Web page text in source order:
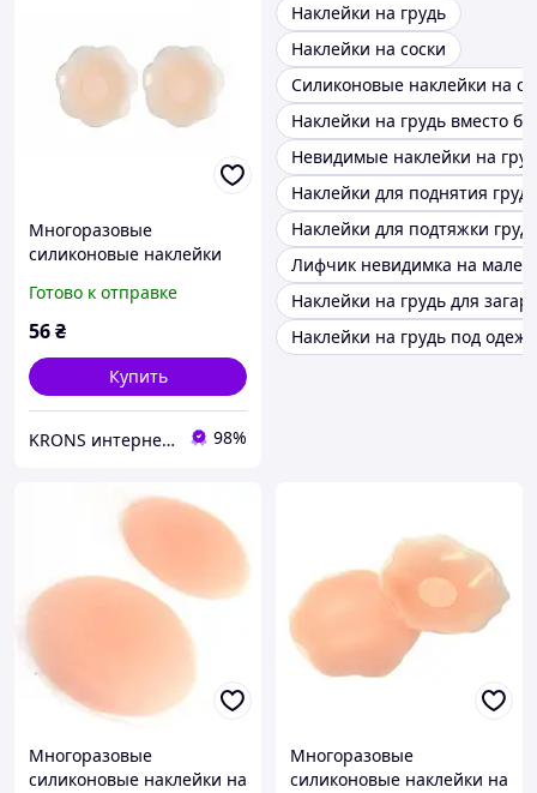
Многоразовые
силиконовые наклейки
цветочек
Готово к отправке
56₴
Купить
KRONS интернет- магазин 98%
Наклейки на грудь
Наклейки на соски
Силиконовые наклейки на
Наклейки на грудь вместо
Невидимые наклейки на
Наклейки для поднятия
Наклейки для подтяжки
Лифчик невидимка на
Наклейки на грудь для
Наклейки на грудь под
Многоразовые
силиконовые наклейки на
Многоразовые
силиконовые наклейки на